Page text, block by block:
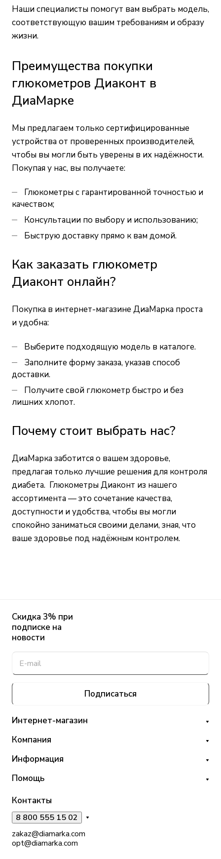
Наши специалисты помогут вам выбрать модель,
соответствующую вашим требованиям и образу
жизни.
Преимущества покупки
глюкометров Диаконт в
ДиаМарке
Мы предлагаем только сертифицированные
устройства от проверенных производителей,
чтобы вы могли быть уверены в их надёжности.
Покупая у нас, вы получаете:
Глюкометры с гарантированной точностью и
качеством;
Консультации по выбору и использованию;
Быструю доставку прямо к вам домой.
Как заказать глюкометр
Диаконт онлайн?
Покупка в интернет-магазине ДиаМарка проста
и удобна:
Выберите подходящую модель в каталоге.
Заполните форму заказа, указав способ
доставки.
Получите свой глюкометр быстро и без
лишних хлопот.
Почему стоит выбрать нас?
ДиаМарка заботится о вашем здоровье,
предлагая только лучшие решения для контроля
диабета. Глюкометры Диаконт из нашего
ассортимента — это сочетание качества,
доступности и удобства, чтобы вы могли
спокойно заниматься своими делами, зная, что
ваше здоровье под надёжным контролем.
Скидка 3% при
подписке на
новости
Подписаться
Интернет-магазин
Компания
Информация
Помощь
Контакты
8 800 555 15 02
zakaz@diamarka.com
opt@diamarka.com